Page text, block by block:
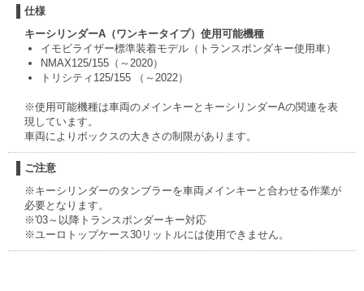
仕様
キーシリンダーA（ワンキータイプ）使用可能機種
イモビライザー標準装着モデル（トランスポンダキー使用車）
NMAX125/155（～2020）
トリシティ125/155 （～2022）
※使用可能機種は車両のメインキーとキーシリンダーAの関連を表
現しています。
車両によりボックスの大きさの制限があります。
ご注意
※キーシリンダーのタンブラーを車両メインキーと合わせる作業が
必要となります。
※'03～以降トランスポンダーキー対応
※ユーロトップケース30リットルには使用できません。